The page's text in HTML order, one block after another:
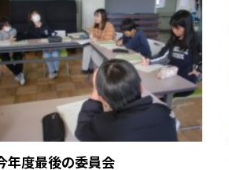
年度最後の委員会